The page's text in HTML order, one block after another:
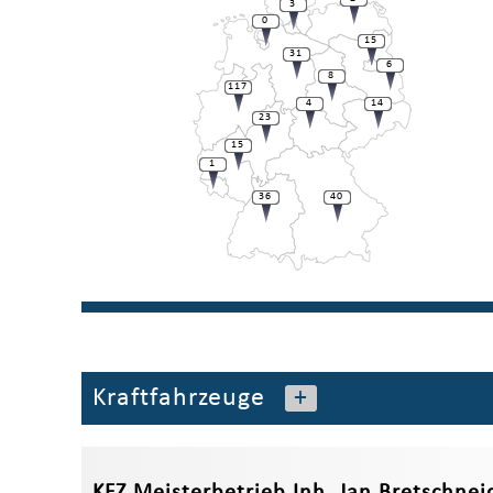
14
6
117
15
8
3
0
31
1
23
15
36
4
40
Kraftfahrzeuge +